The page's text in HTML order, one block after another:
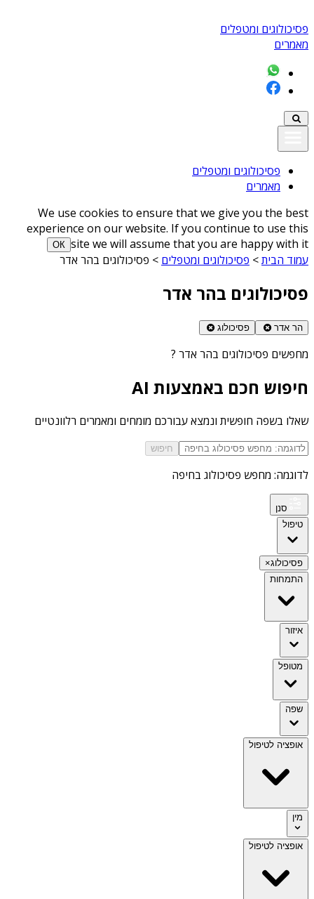
פסיכולוגים ומטפלים
מאמרים
פסיכולוגים ומטפלים
מאמרים
We use cookies to ensure that we give you the best
experience on our website. If you continue to use this
site we will assume that you are happy with it
ОК
עמוד הבית> פסיכולוגים ומטפלים > פסיכולוגים בהר אדר
פסיכולוגים בהר אדר
הר אדר פסיכולוג
מחפשים פסיכולוגים בהר אדר ?
חיפוש חכם באמצעות AI
שאלו בשפה חופשית ונמצא עבורכם מומחים ומאמרים רלוונטיים
חיפוש
לדוגמה: מחפש פסיכולוג בחיפה
סנן
טיפול
פסיכולוג×
התמחות
איזור
מטופל
שפה
אופציה לטיפול
מין
אופציה לטיפול